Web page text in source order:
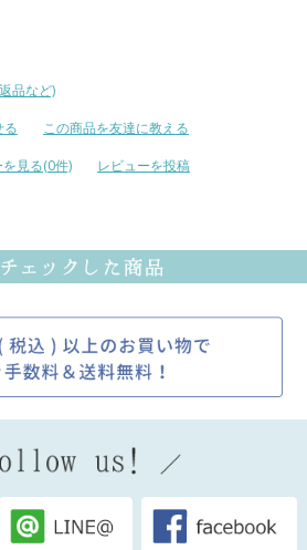
品など)
る
この商品を友達に教える
見る(0件) レビューを投稿